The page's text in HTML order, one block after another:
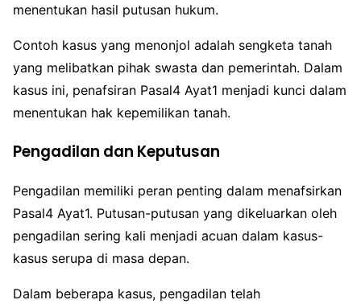
menentukan hasil putusan hukum.
Contoh kasus yang menonjol adalah sengketa tanah
yang melibatkan pihak swasta dan pemerintah. Dalam
kasus ini, penafsiran Pasal4 Ayat1 menjadi kunci dalam
menentukan hak kepemilikan tanah.
Pengadilan dan Keputusan
Pengadilan memiliki peran penting dalam menafsirkan
Pasal4 Ayat1. Putusan-putusan yang dikeluarkan oleh
pengadilan sering kali menjadi acuan dalam kasus-
kasus serupa di masa depan.
Dalam beberapa kasus, pengadilan telah